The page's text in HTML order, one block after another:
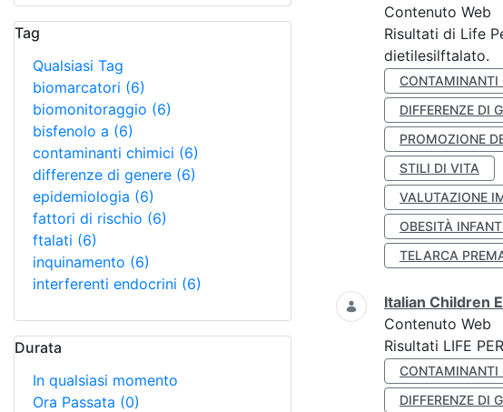
Tag
Qualsiasi Tag
biomarcatori (6)
biomonitoraggio (6)
bisfenolo a (6)
contaminanti chimici (6)
differenze di genere (6)
epidemiologia (6)
fattori di rischio (6)
ftalati (6)
inquinamento (6)
interferenti endocrini (6)
Durata
In qualsiasi momento
Ora Passata (0)
Contenuto Web
Risultati di Life
dietilesilftalato.
CONTAMINANTI
DIFFERENZE DI
PROMOZIONE
STILI DI VITA
VALUTAZIONE
OBESITÀ
TELARCA
Italian Children
Contenuto Web
Risultati LIFE
CONTAMINANTI
DIFFERENZE DI